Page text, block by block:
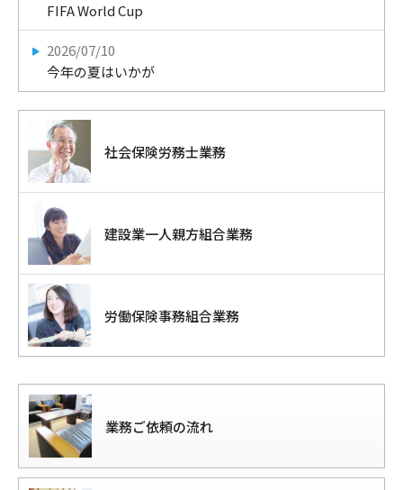
FIFA World Cup
2026/07/10
今年の夏はいかが
社会保険労務士業務
建設業一人親方組合業務
労働保険事務組合業務
業務ご依頼の流れ